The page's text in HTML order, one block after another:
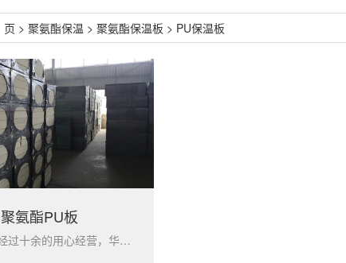
页 > 聚氨酯保温 > 聚氨酯保温板 > PU保温板
聚氨酯PU板
时至今日，经过十余的用心经营，华骏保温取得了迅猛的发展，目...